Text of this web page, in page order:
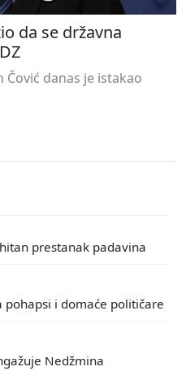
da se državna
Čović danas je istakao
prestanak padavina
pohapsi i domaće političare
Nedžmina